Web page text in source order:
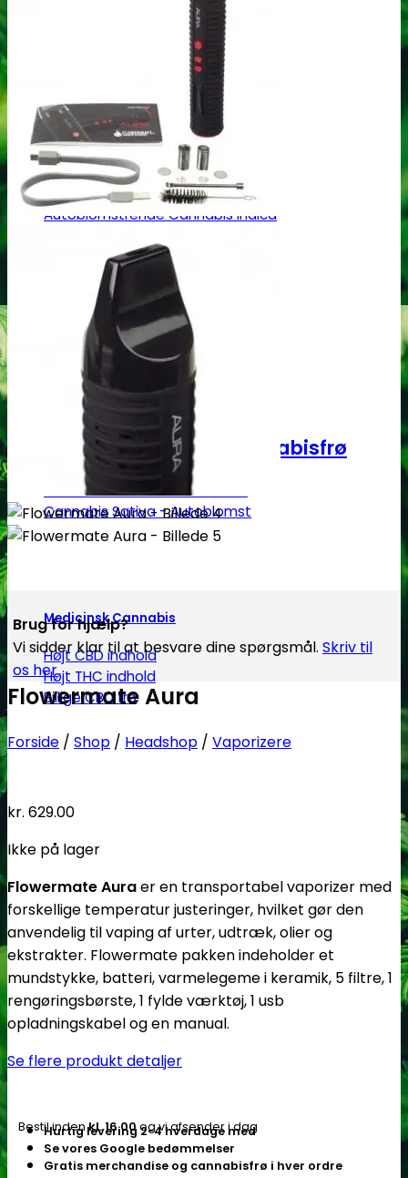
Billige Cannabis Sativa frø
Top 10 Cannabis Sativa
Cannabis Sativa mix-pakker
Cannabis Sativa bulk frø
Cannabis Indica
Feminiseret Cannabis Indica
Cannabis Indica Hybrider
Autoblomstrende Cannabis Indica
Diverse Cannabis Indica frø
Billige Cannabis Indica frø
Top 10 Cannabis Indica
Cannabis Indica mix-pakker
Cannabis Indica bulk frø
Autoblomstrende Cannabisfrø
Cannabis Indica - Autoblomst
Cannabis Sativa - Autoblomst
Medicinsk Cannabis
Højt CBD indhold
Højt THC indhold
Billige CBD frø
Brug for hjælp?
Vi sidder klar til at besvare dine spørgsmål. Skriv til
os her
Flowermate Aura
Forside / Shop / Headshop / Vaporizere
kr. 629.00
Ikke på lager
Flowermate Auraer en transportabel vaporizer med
forskellige temperatur justeringer, hvilket gør den
anvendelig til vaping af urter, udtræk, olier og
ekstrakter. Flowermate pakken indeholder et
mundstykke, batteri, varmelegeme i keramik, 5 filtre, 1
rengøringsbørste, 1 fylde værktøj, 1 usb
opladningskabel og en manual.
Se flere produkt detaljer
Bestil indenkl. 16.00og vi afsender i dag
Hurtig levering 2-4 hverdage med
Se vores Google bedømmelser
Gratis merchandise og cannabisfrø i hver ordre